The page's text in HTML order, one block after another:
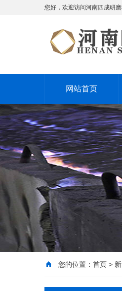
您好，欢迎访问河南四成研
网站首页
您的位置： 首页 >